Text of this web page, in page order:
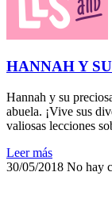
HANNAH Y
Hannah y su
abuela. ¡Vive sus
valiosas lecciones
Leer más
30/05/2018 No hay